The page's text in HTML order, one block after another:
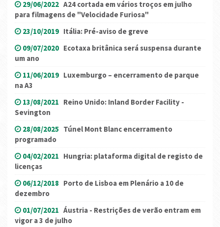
29/06/2022 A24 cortada em vários troços em julho
para filmagens de "Velocidade Furiosa"
23/10/2019 Itália: Pré-aviso de greve
09/07/2020 Ecotaxa britânica será suspensa durante
um ano
11/06/2019 Luxemburgo – encerramento de parque
na A3
13/08/2021 Reino Unido: Inland Border Facility -
Sevington
28/08/2025 Túnel Mont Blanc encerramento
programado
04/02/2021 Hungria: plataforma digital de registo de
licenças
06/12/2018 Porto de Lisboa em Plenário a 10 de
dezembro
01/07/2021 Áustria - Restrições de verão entram em
vigor a 3 de julho